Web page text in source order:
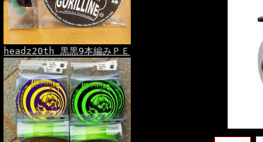
headz20th 黒黒9本編みＰＥ